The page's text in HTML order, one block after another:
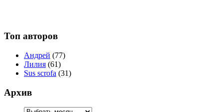
Топ авторов
Андрей (77)
Лилия (61)
Sus scrofa (31)
Архив